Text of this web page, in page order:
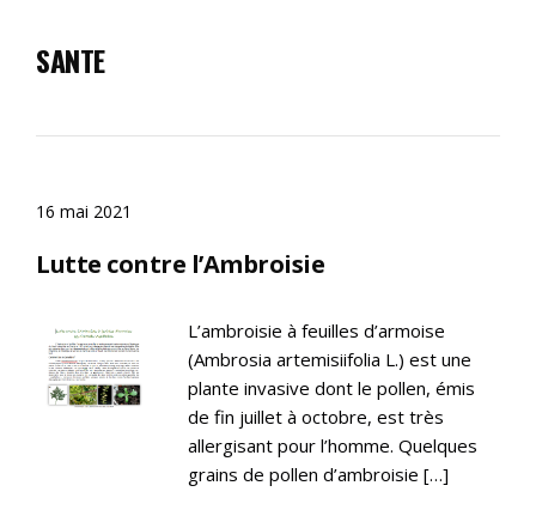
SANTE
16 mai 2021
Lutte contre l’Ambroisie
L’ambroisie à feuilles d’armoise
(Ambrosia artemisiifolia L.) est une
plante invasive dont le pollen, émis
de fin juillet à octobre, est très
allergisant pour l’homme. Quelques
grains de pollen d’ambroisie […]